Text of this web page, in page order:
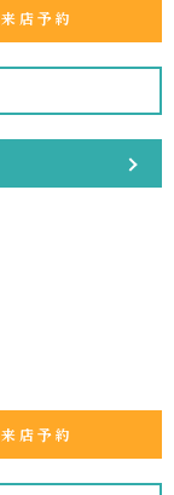
来店予約
来店予約